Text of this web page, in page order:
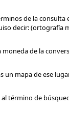
de la consulta
decir: (ortografía
de la
mapa de ese
término de